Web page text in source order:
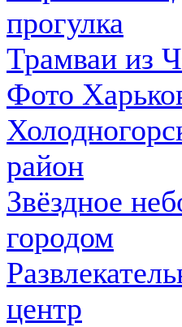
прогулка
Трамваи из
Фото
район
Звёздное
городом
центр